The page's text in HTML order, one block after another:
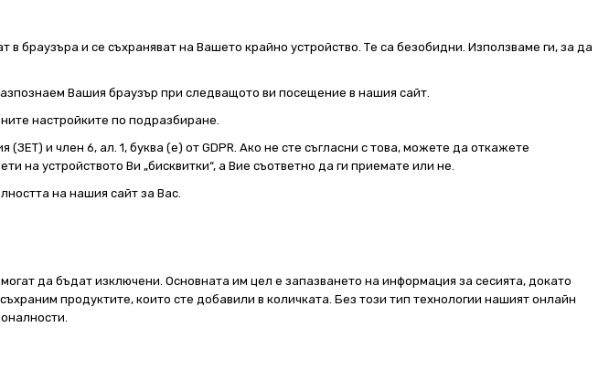
браузъра и се съхраняват на Вашето крайно устройство. Те са безобидни. Използваме ги, за да
Вашия браузър при следващото ви посещение в нашия сайт.
настройките по подразбиране.
и член 6, ал. 1, буква (е) от GDPR. Ако не сте съгласни с това, можете да откажете
на устройството Ви „бисквитки“, а Вие съответно да ги приемате или не.
на нашия сайт за Вас.
да бъдат изключени. Основната им цел е запазването на информация за сесията, докато
продуктите, които сте добавили в количката. Без този тип технологии нашият онлайн